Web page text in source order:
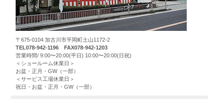
〒675-0104 加古川市平岡町土山1172-2
TEL078-942-1196 FAX078-942-1203
営業時間/ 9:00〜20:00(平日) 10:00〜20:00(日祝)
＜ショールーム休業日＞
お盆・正月・GW（一部）
＜サービス工場休業日＞
祝日・お盆・正月・GW（一部）